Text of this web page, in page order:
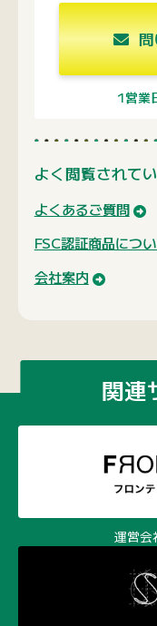
問
1営業
よく閲覧されて
よくあるご質問
FSC認証商品につ
会社案内
関連
運営会